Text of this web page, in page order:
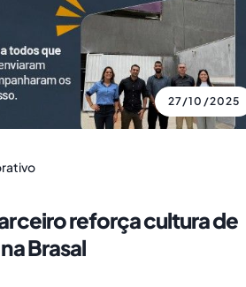
27/10/2025
reforça cultura de
Brasal